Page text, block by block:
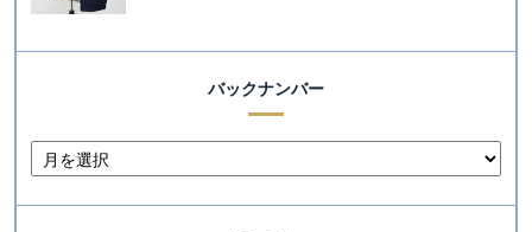
バックナンバー